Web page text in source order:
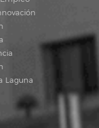
Laguna